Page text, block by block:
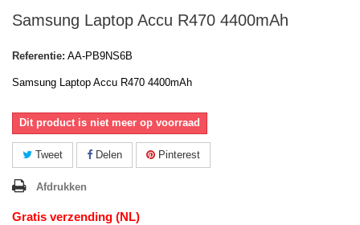
Samsung Laptop Accu R470 4400mAh
Referentie: AA-PB9NS6B
Samsung Laptop Accu R470 4400mAh
Dit product is niet meer op voorraad
Tweet Delen Pinterest
Afdrukken
Gratis verzending (NL)